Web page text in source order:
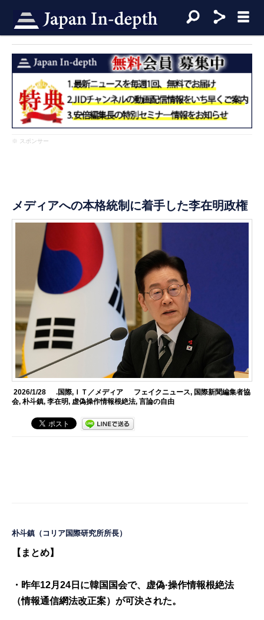
※ スポンサー
メディアへの本格統制に着手した李在明政権
2026/1/28 .国際, ＩＴ／メディア フェイクニュース, 国際新聞編集者協
会,朴斗鎮,李在明,虚偽操作情報根絶法,言論の自由
朴斗鎮 （コリア国際研究所所長）
【まとめ】
・昨年12月24日に韓国国会で、虚偽·操作情報根絶法
（情報通信網法改正案）が可決された。